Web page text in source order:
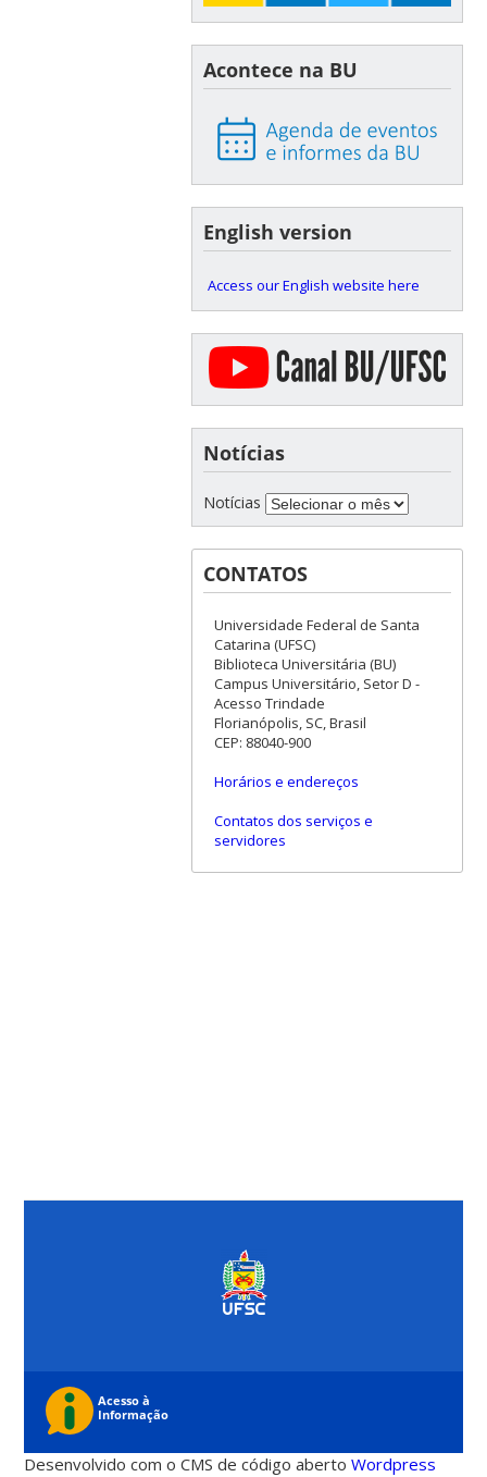
Acontece na BU
English version
Access our English website here
Notícias
Notícias
CONTATOS
Universidade Federal de Santa
Catarina (UFSC)
Biblioteca Universitária (BU)
Campus Universitário, Setor D -
Acesso Trindade
Florianópolis, SC, Brasil
CEP: 88040-900
Horários e endereços
Contatos dos serviços e
servidores
Desenvolvido com o CMS de código abertoWordpress